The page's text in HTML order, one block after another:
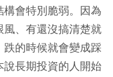
會特別脆弱。因為
、有還沒搞清楚就
的時候就會變成踩
長期投資的人開始